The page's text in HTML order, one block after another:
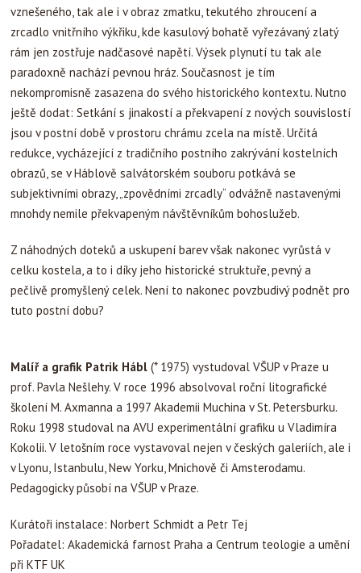
vznešeného, tak ale i v obraz zmatku, tekutého zhroucení a
zrcadlo vnitřního výkřiku, kde kasulový bohatě vyřezávaný zlatý
rám jen zostřuje nadčasové napětí. Výsek plynutí tu tak ale
paradoxně nachází pevnou hráz. Současnost je tím
nekompromisně zasazena do svého historického kontextu. Nutno
ještě dodat: Setkání s jinakostí a překvapení z nových souvislostí
jsou v postní době v prostoru chrámu zcela na místě. Určitá
redukce, vycházející z tradičního postního zakrývání kostelních
obrazů, se v Háblově salvátorském souboru potkává se
subjektivními obrazy, „zpovědními zrcadly“ odvážně nastavenými
mnohdy nemile překvapeným návštěvníkům bohoslužeb.
Z náhodných doteků a uskupení barev však nakonec vyrůstá v
celku kostela, a to i díky jeho historické struktuře, pevný a
pečlivě promyšlený celek. Není to nakonec povzbudivý podnět pro
tuto postní dobu?
Malíř a grafik Patrik Hábl (* 1975) vystudoval VŠUP v Praze u
prof. Pavla Nešlehy. V roce 1996 absolvoval roční litografické
školení M. Axmanna a 1997 Akademii Muchina v St. Petersburku.
Roku 1998 studoval na AVU experimentální grafiku u Vladimíra
Kokolii. V letošním roce vystavoval nejen v českých galeriích, ale i
v Lyonu, Istanbulu, New Yorku, Mnichově či Amsterodamu.
Pedagogicky působí na VŠUP v Praze.
Kurátoři instalace: Norbert Schmidt a Petr Tej
Pořadatel: Akademická farnost Praha a Centrum teologie a umění
při KTF UK